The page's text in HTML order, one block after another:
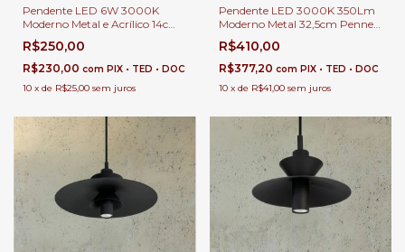
Pendente LED 6W 3000K
Moderno Metal e Acrílico 14cm
Bushy Para Cabeceira de
Cama e Balcão de Cozinha
R$250,00
R$230,00 com PIX • TED • DOC
10 x de R$25,00 sem juros
Pendente LED 3000K 350Lm
Moderno Metal 32,5cm Penner
Para Bancada de Cozinha e
Área Gourmet
R$410,00
R$377,20 com PIX • TED • DOC
10 x de R$41,00 sem juros